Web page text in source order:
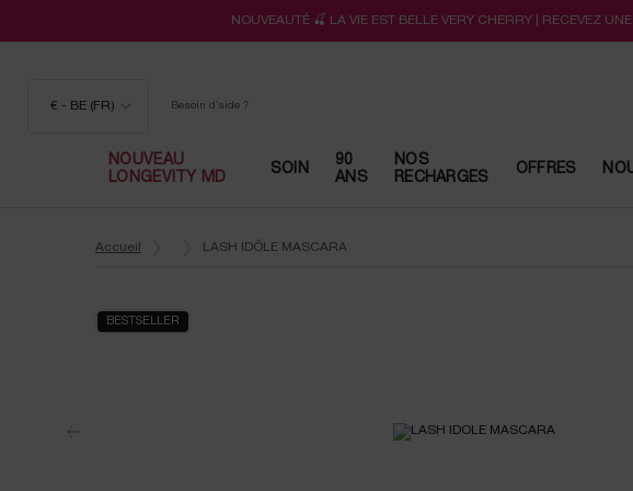
NOUVEAUTÉ 🍒 LA VIE EST BELLE VERY CHERRY | RECEVEZ
€ - BE (FR) Besoin d'aide ?
NOUVEAU
LONGEVITY MD
SOIN
90
ANS
NOS
RECHARGES
OFFRES
Accueil LASH IDÔLE MASCARA​
BESTSELLER